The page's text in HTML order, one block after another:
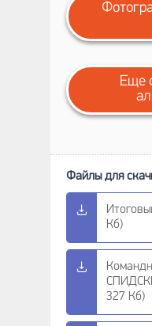
Еще
Кб)
327 Кб)